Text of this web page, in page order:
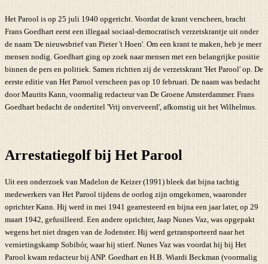
Het Parool is op 25 juli 1940 opgericht. Voordat de krant verscheen, bracht
Frans Goedhart eerst een illegaal sociaal-democratisch verzetskrantje uit onder
de naam 'De nieuwsbrief van Pieter 't Hoen'. Om een krant te maken, heb je meer
mensen nodig. Goedhart ging op zoek naar mensen met een belangrijke positie
binnen de pers en politiek. Samen richtten zij de verzetskrant 'Het Parool' op. De
eerste editie van Het Parool verscheen pas op 10 februari. De naam was bedacht
door Maurits Kann, voormalig redacteur van De Groene Amsterdammer. Frans
Goedhart bedacht de ondertitel 'Vrij onverveerd', afkomstig uit het Wilhelmus.
Arrestatiegolf bij Het Parool
Uit een onderzoek van Madelon de Keizer (1991) bleek dat bijna tachtig
medewerkers van Het Parool tijdens de oorlog zijn omgekomen, waaronder
oprichter Kann. Hij werd in mei 1941 gearresteerd en bijna een jaar later, op 29
maart 1942, gefusilleerd. Een andere oprichter, Jaap Nunes Vaz, was opgepakt
wegens het niet dragen van de Jodenster. Hij werd getransporteerd naar het
vernietingskamp Sobibór, waar hij stierf. Nunes Vaz was voordat hij bij Het
Parool kwam redacteur bij ANP. Goedhart en H.B. Wiardi Beckman (voormalig